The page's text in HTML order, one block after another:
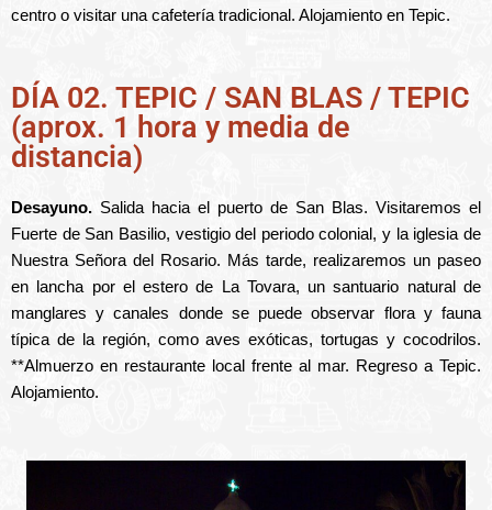
centro o visitar una cafetería tradicional. Alojamiento en Tepic.
DÍA 02. TEPIC / SAN BLAS / TEPIC
(aprox. 1 hora y media de
distancia)
Desayuno. Salida hacia el puerto de San Blas. Visitaremos el
Fuerte de San Basilio, vestigio del periodo colonial, y la iglesia de
Nuestra Señora del Rosario. Más tarde, realizaremos un paseo
en lancha por el estero de La Tovara, un santuario natural de
manglares y canales donde se puede observar flora y fauna
típica de la región, como aves exóticas, tortugas y cocodrilos.
**Almuerzo en restaurante local frente al mar. Regreso a Tepic.
Alojamiento.